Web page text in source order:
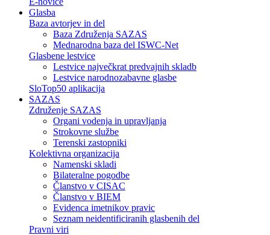
Glasba
Baza avtorjev in del
Baza Združenja SAZAS
Mednarodna baza del ISWC-Net
Glasbene lestvice
Lestvice največkrat predvajnih skladb
Lestvice narodnozabavne glasbe
SloTop50 aplikacija
SAZAS
Združenje SAZAS
Organi vodenja in upravljanja
Strokovne službe
Terenski zastopniki
Kolektivna organizacija
Namenski skladi
Bilateralne pogodbe
Članstvo v CISAC
Članstvo v BIEM
Evidenca imetnikov pravic
Seznam neidentificiranih glasbenih del
Pravni viri